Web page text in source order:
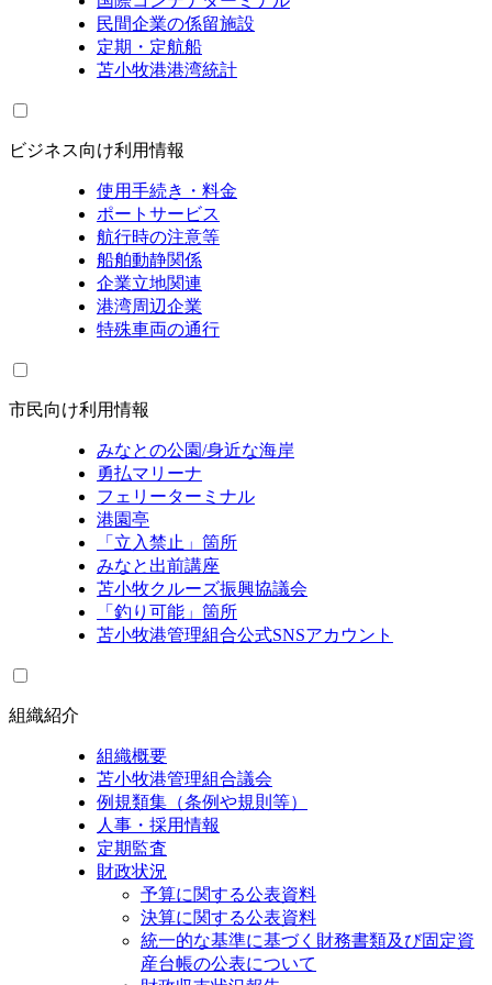
民間企業の係留施設
定期・定航船
苫小牧港港湾統計
ビジネス向け利用情報
使用手続き・料金
ポートサービス
航行時の注意等
船舶動静関係
企業立地関連
港湾周辺企業
特殊車両の通行
市民向け利用情報
みなとの公園/身近な海岸
勇払マリーナ
フェリーターミナル
港園亭
「立入禁止」箇所
みなと出前講座
苫小牧クルーズ振興協議会
「釣り可能」箇所
苫小牧港管理組合公式SNSアカウント
組織紹介
組織概要
苫小牧港管理組合議会
例規類集（条例や規則等）
人事・採用情報
定期監査
財政状況
予算に関する公表資料
決算に関する公表資料
統一的な基準に基づく財務書類及び固定資
産台帳の公表について